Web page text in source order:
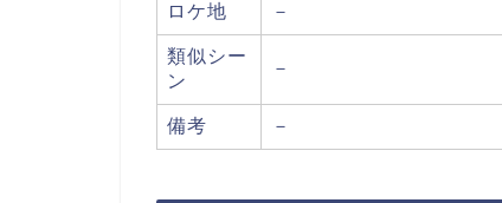
ロケ地 －
類似シー
ン
－
備考 －